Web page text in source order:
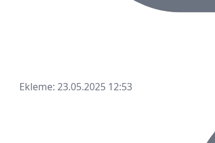
Ekleme: 23.05.2025 12:53